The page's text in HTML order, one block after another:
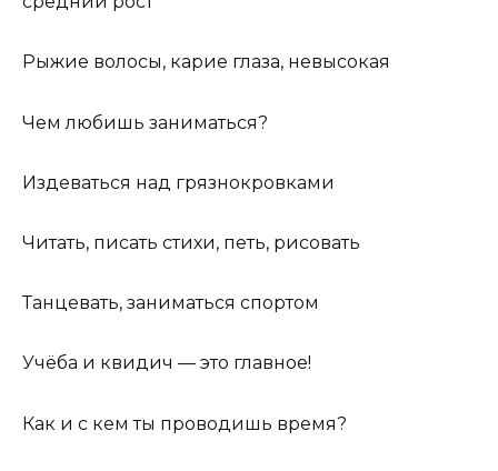
Рыжие волосы, карие глаза, невысокая
Чем любишь заниматься?
Издеваться над грязнокровками
Читать, писать стихи, петь, рисовать
Танцевать, заниматься спортом
Учёба и квидич — это главное!
Как и с кем ты проводишь время?